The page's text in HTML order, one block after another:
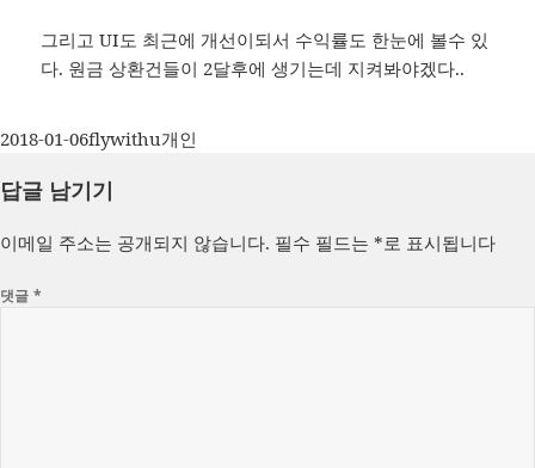
그리고 UI도 최근에 개선이되서 수익률도 한눈에 볼수 있
다. 원금 상환건들이 2달후에 생기는데 지켜봐야겠다..
작
일
2018-01-06글
이
flywithu카
개인
답글 남기기
이메일 주소는 공개되지 않습니다. 필수 필드는 *로 표시됩니다
댓글*